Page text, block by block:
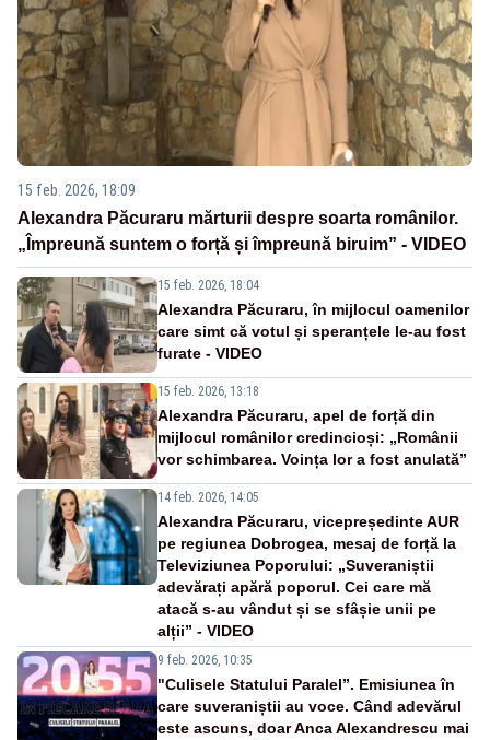
15 feb. 2026, 18:09
Alexandra Păcuraru mărturii despre soarta românilor.
„Împreună suntem o forță și împreună biruim” - VIDEO
15 feb. 2026, 18:04
Alexandra Păcuraru, în mijlocul oamenilor
care simt că votul și speranțele le-au fost
furate - VIDEO
15 feb. 2026, 13:18
Alexandra Păcuraru, apel de forță din
mijlocul românilor credincioși: „Românii
vor schimbarea. Voința lor a fost anulată”
14 feb. 2026, 14:05
Alexandra Păcuraru, vicepreședinte AUR
pe regiunea Dobrogea, mesaj de forță la
Televiziunea Poporului: „Suveraniștii
adevărați apără poporul. Cei care mă
atacă s-au vândut și se sfâșie unii pe
alții” - VIDEO
9 feb. 2026, 10:35
"Culisele Statului Paralel”. Emisiunea în
care suveraniștii au voce. Când adevărul
este ascuns, doar Anca Alexandrescu mai